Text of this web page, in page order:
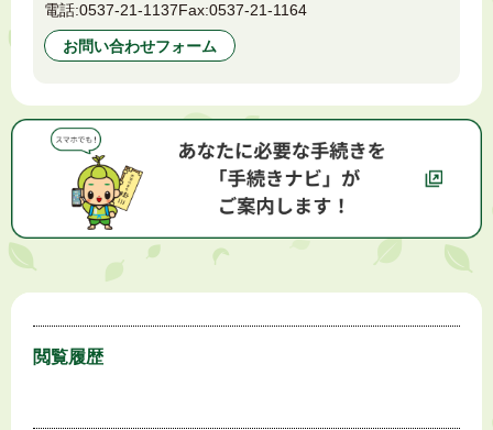
電話:0537-21-1137Fax:0537-21-1164
お問い合わせフォーム
閲覧履歴